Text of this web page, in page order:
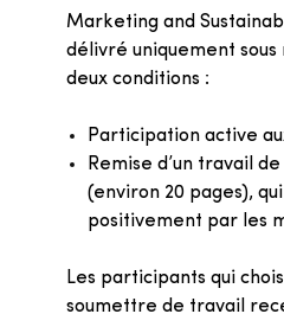
Marketing and
délivré uniquement
deux conditions :
Participation active
Remise d’un travail
(environ 20 pages),
positivement par les
Les participants qui
soumettre de travail